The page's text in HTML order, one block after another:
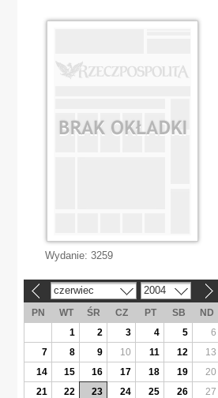
Wydanie: 3259
czerwiec 2004
PN WT ŚR CZ PT SB
ND
1
2 3 4 5
6
7
8 9 10 11 12
13
14
15 16 17 18 19
20
21
22 23 24 25 26
27